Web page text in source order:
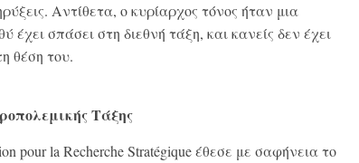
Αντίθετα, ο κυρίαρχος τόνος ήταν μια
έχει σπάσει στη διεθνή τάξη, και κανείς δεν έχει
θέση του.
Τάξης
pour la Recherche Stratégique έθεσε με σαφήνεια το